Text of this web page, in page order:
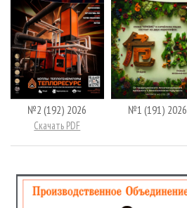
№2 (192) 2026
Скачать PDF
№1 (191) 2026